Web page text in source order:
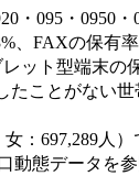
095・0950・
、FAXの保有
ット型端末の
ことがない
：697,289人
動態データを参